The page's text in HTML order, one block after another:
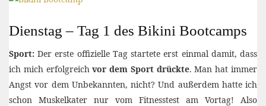
Dienstag – Tag 1 des Bikini Bootcamps
Sport: Der erste offizielle Tag startete erst einmal damit, dass
ich mich erfolgreichvor dem Sport drückte. Man hat immer
Angst vor dem Unbekannten, nicht? Und außerdem hatte ich
schon Muskelkater nur vom Fitnesstest am Vortag! Also